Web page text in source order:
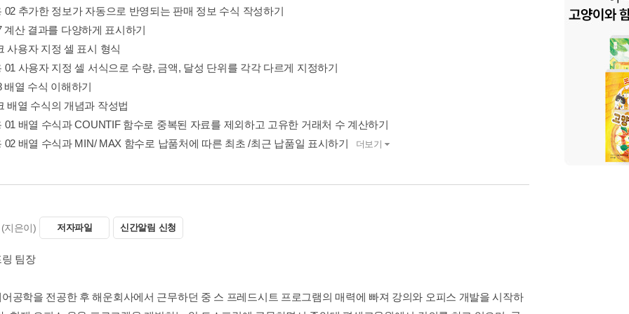
02 추가한 정보가 자동으로 반영되는 판매 정보 수식 작성하기
계산 결과를 다양하게 표시하기
사용자 지정 셀 표시 형식
01 사용자 지정 셀 서식으로 수량, 금액, 달성 단위를 각각 다르게 지정하기
배열 수식 이해하기
배열 수식의 개념과 작성법
01 배열 수식과 COUNTIF 함수로 중복된 자료를 제외하고 고유한 거래처 수 계산하기
02 배열 수식과 MIN/ MAX 함수로 납품처에 따른 최초 /최근 납품일 표시하기
더보기
(지은이) 저자파일 신간알림 신청
팀장
공학을 전공한 후 해운회사에서 근무하던 중 스 프레드시트 프로그램의 매력에 빠져 강의와 오피스 개발을 시작하